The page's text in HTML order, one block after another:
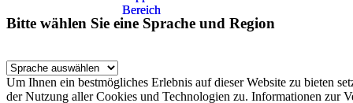
Bitte wählen Sie eine Sprache und Region
Um Ihnen ein bestmögliches Erlebnis auf dieser Website zu bieten
der Nutzung aller Cookies und Technologien zu. Informationen zur
Bereich
Bereich